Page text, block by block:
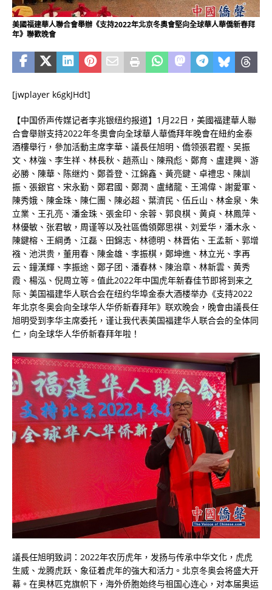
美國福建華人聯合會舉辦《支持2022年北京冬奧會堅向全球華人華僑新春拜
年》聯歡晚會
[jwplayer k6gkJHdt]
【中国侨声传媒记者李兆银纽约报道】1月22日，美國福建華人聯
合會舉辦支持2022年冬奧會向全球華人華僑拜年晚會在紐約金泰
酒樓舉行，參加活動主席李華、議長任旭明、僑领張君鏗、吴振
文、林強、李生祥、林長秋、趙燕山、陳飛彪、鄭育、盧建興、游
必勝、陳華、陈继灼、鄭善登、江錦鑫、黃亮鍵、卓禮忠、陳訓
振、張銀官、宋永勤、鄭君國、鄭潤、盧緒龍、王鴻偉、謝愛軍、
陳秀娥、陳金珠、陳仁團、陳必超、葉濟民、伍丘山、林金泉、朱
立業、王孔亮、潘金珠、張金印、余蓉、郭良棋、黄貞、林鳳萍、
林優敏、张君敏，周谨等以及社區僑領鄭思祺、刘爱华，潘木永、
陳鍵榕、王綱勇、江磊、田錦志、林德明、林晋佑、王孟新、郭增
襁、池洪贵，董用春、陳金雄、李振棋，鄭坤進、林立光、李再
云、鐘漢輝、李振途、鄭子团、潘春林、陳治章、林新雲、黄秀
霞、楊泓、倪周立等。值此2022年中国虎年新春佳节即将到来之
际、美国福建华人联合会在纽约华埠金泰大酒楼举办《支持2022
年北京冬奥会向全球华人华侨新春拜年》联欢晚会，晚會由議長任
旭明受到李华主席委托，谨让我代表美国福建华人联合会的全体同
仁，向全球华人华侨新春拜年啦！
議長任旭明致詞：2022年农历虎年，发扬与传承中华文化，虎虎
生威、龙腾虎跃、象征着虎年的強大和活力。北京冬奥会将盛大开
幕。在奥林匹克旗帜下，海外侨胞始终与祖国心连心，对本届奥运